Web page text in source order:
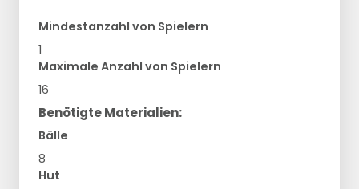
Mindestanzahl von Spielern
1
Maximale Anzahl von Spielern
16
Benötigte Materialien:
Bälle
8
Hut